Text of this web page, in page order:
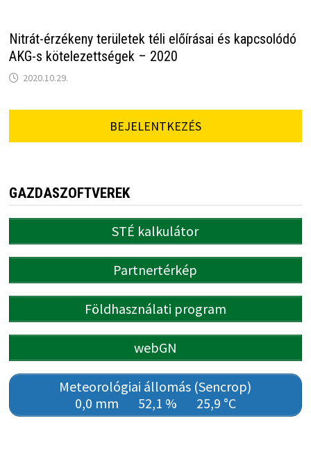
Nitrát-érzékeny területek téli előírásai és kapcsolódó
AKG-s kötelezettségek – 2020
2020.10.29.
BEJELENTKEZÉS
GAZDASZOFTVEREK
STÉ kalkulátor
Partnertérkép
Földhasználati program
webGN
Meteorológiai állomás (Sencrop)
0,0 mm
52,1 % 25,9 °C